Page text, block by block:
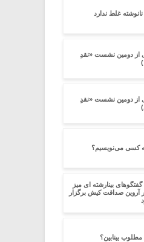
غلط ندارد
از دومین نشست «نقدِ
از دومین نشست «نقدِ
کسی می‌نویسیم؟
بینارشته ای میز
آروین صداقت کیش برگزار
بینابین؟